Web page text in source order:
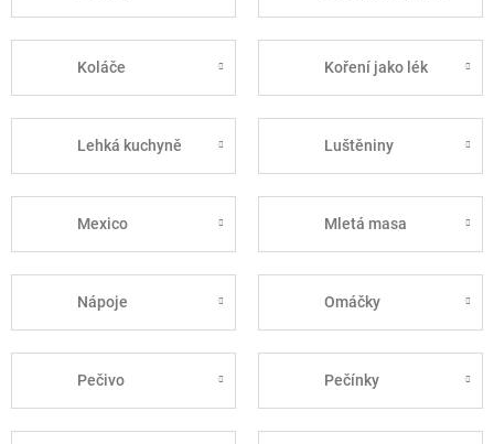
Koláče Koření jako lék
Lehká kuchyně Luštěniny
Mexico Mletá masa
Nápoje Omáčky
Pečivo Pečínky